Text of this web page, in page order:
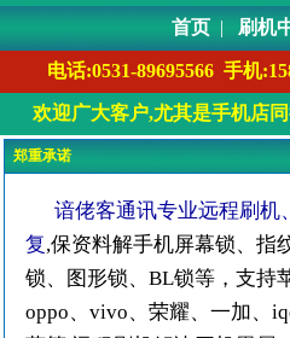
首页| 刷机
电话:0531-89695566 手机
欢迎广大客户,尤其是手机店
郑重承诺
谙佬客通讯专业远程刷机
复,保资料解手机屏幕锁、指
锁、图形锁、BL锁等，支持
oppo、vivo、荣耀、一加、